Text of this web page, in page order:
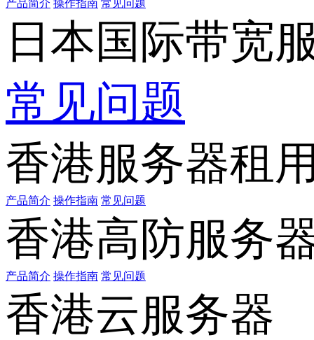
产品简介 操作指南 常见问题
日本国际带宽
常见问题
香港服务器租
产品简介 操作指南 常见问题
香港高防服务
产品简介 操作指南 常见问题
香港云服务器